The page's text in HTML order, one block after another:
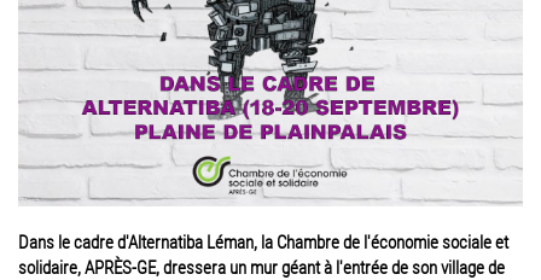
Dans le cadre d'Alternatiba Léman, la Chambre de l'économie sociale et
solidaire, APRÈS-GE, dressera un mur géant à l'entrée de son village de